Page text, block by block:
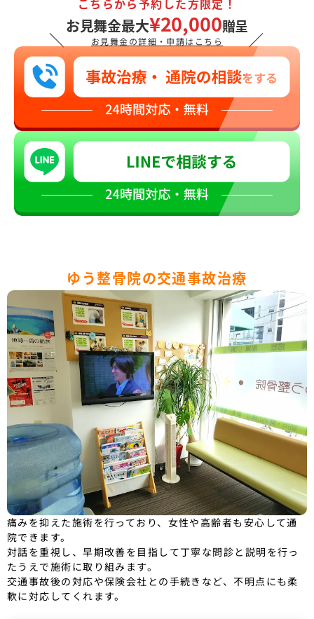
＼
お見舞金最大¥20,000贈呈
お見舞金の詳細・申請はこちら ／
ゆう整骨院の交通事故治療
痛みを抑えた施術を行っており、女性や高齢者も安心して通
院できます。
対話を重視し、早期改善を目指して丁寧な問診と説明を行っ
たうえで施術に取り組みます。
交通事故後の対応や保険会社との手続きなど、不明点にも柔
軟に対応してくれます。